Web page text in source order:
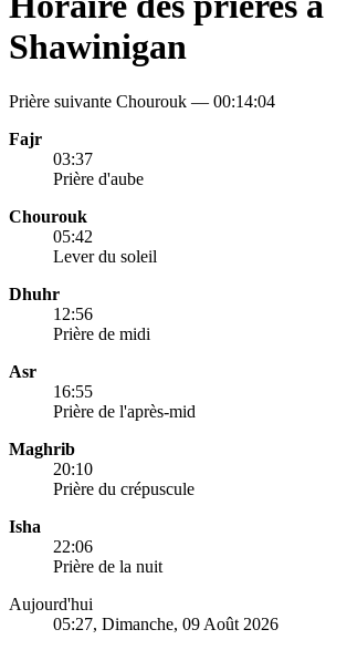
Shawinigan
Prière suivante Chourouk — 00:14:04
Fajr
03:37
Prière d'aube
Chourouk
05:42
Lever du soleil
Dhuhr
12:56
Prière de midi
Asr
16:55
Prière de l'après-mid
Maghrib
20:10
Prière du crépuscule
Isha
22:06
Prière de la nuit
Aujourd'hui
05:27, Dimanche, 09 Août 2026